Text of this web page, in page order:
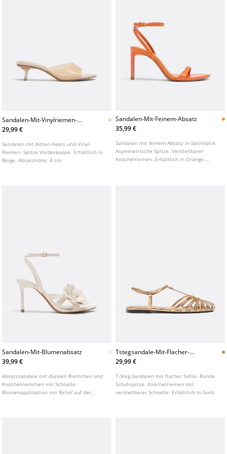
Sandalen-Mit-Vinylriemen-
Und-Absatz
29,99 €
Sandalen mit Kitten-Heels und Vinyl-
Riemen. Spitze Vorderkappe. Erhältlich in
Beige. Absatzhöhe: 4 cm
Sandalen-Mit-Feinem-Absatz
35,99 €
Sandalen mit feinem Absatz in Satinoptik.
Asymmetrische Spitze. Verstellbarer
Knöchelriemen. Erhältlich in Orange.
Sandalen-Mit-Blumenabsatz
39,99 €
Absatzsandale mit dünnen Riemchen und
Knöchelriemchen mit Schnalle.
Blumenapplikation mit Relief auf der
Tstegsandale-Mit-Flacher-
Sohle
29,99 €
T-Steg-Sandalen mit flacher Sohle. Runde
Schuhspitze. Knöchelriemen mit
verstellbarer Schnalle. Erhältlich in Gold.